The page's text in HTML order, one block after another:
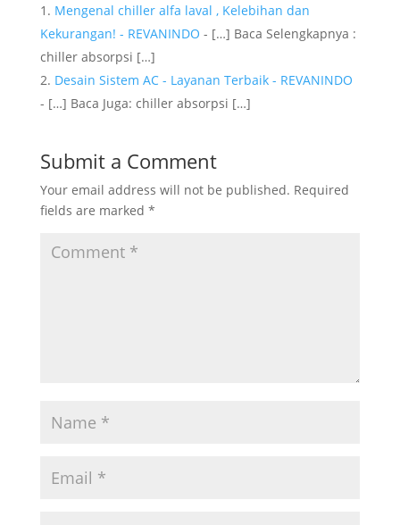
Mengenal chiller alfa laval , Kelebihan dan
Kekurangan! - REVANINDO - […] Baca Selengkapnya :
chiller absorpsi […]
Desain Sistem AC - Layanan Terbaik - REVANINDO
- […] Baca Juga: chiller absorpsi […]
Submit a Comment
Your email address will not be published. Required
fields are marked *